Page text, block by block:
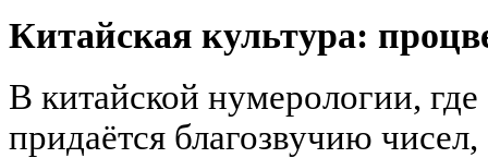
Китайская культура:
В китайской нумерологии,
придаётся благозвучию чисел,